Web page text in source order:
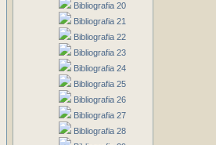
Bibliografia 20
Bibliografia 21
Bibliografia 22
Bibliografia 23
Bibliografia 24
Bibliografia 25
Bibliografia 26
Bibliografia 27
Bibliografia 28